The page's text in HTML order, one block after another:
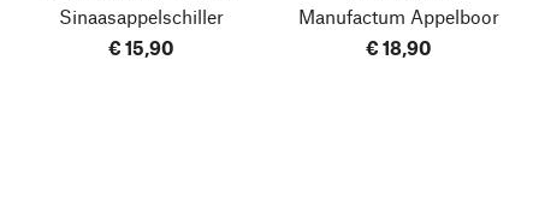
Sinaasappelschiller
€ 15,90
Manufactum Appelboor
€ 18,90